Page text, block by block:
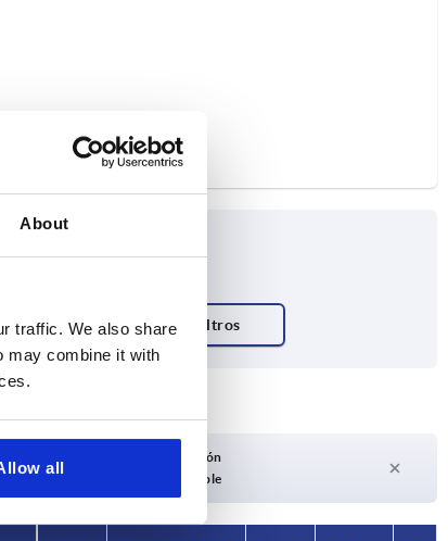
About
traffic. We also share
may combine it with
all
Plazo de entrega a petición
Actualmente no disponible